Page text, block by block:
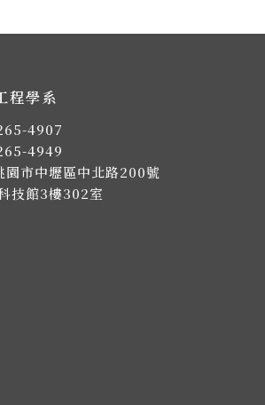
程學系
4907
4949
市中壢區中北路200號
技館3樓302室